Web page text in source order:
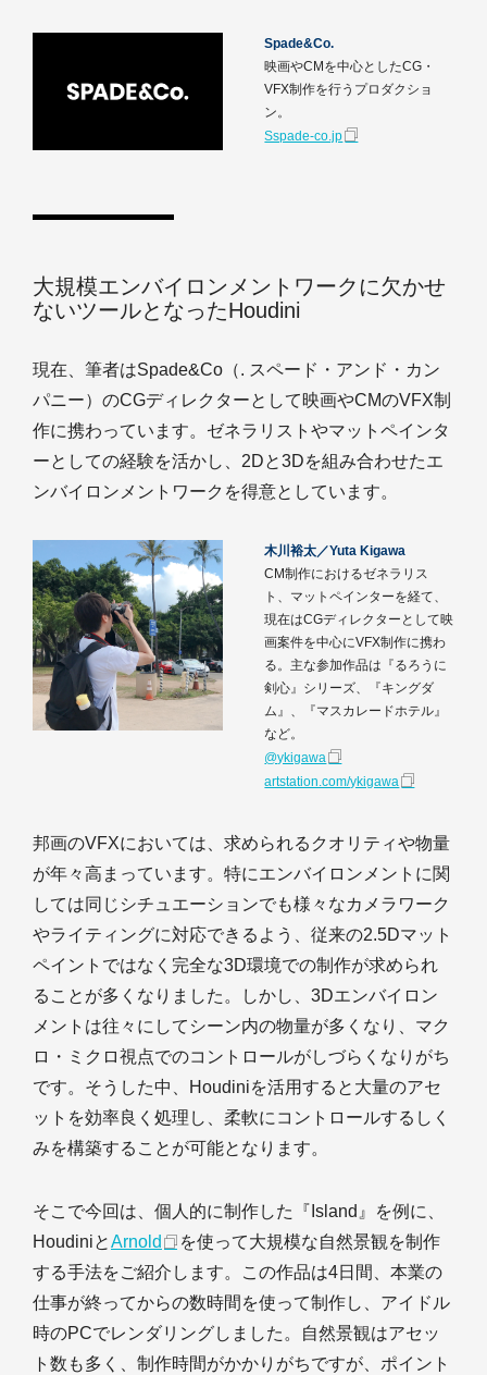
Spade&Co.
映画やCMを中心としたCG・
VFX制作を行うプロダクショ
ン。
Sspade-co.jp
大規模エンバイロンメントワークに欠かせ
ないツールとなったHoudini
現在、筆者はSpade&Co（. スペード・アンド・カン
パニー）のCGディレクターとして映画やCMのVFX制
作に携わっています。ゼネラリストやマットペインタ
ーとしての経験を活かし、2Dと3Dを組み合わせたエ
ンバイロンメントワークを得意としています。
木川裕太／Yuta Kigawa
CM制作におけるゼネラリス
ト、マットペインターを経て、
現在はCGディレクターとして映
画案件を中心にVFX制作に携わ
る。主な参加作品は『るろうに
剣心』シリーズ、『キングダ
ム』、『マスカレードホテル』
など。
@ykigawa
artstation.com/ykigawa
邦画のVFXにおいては、求められるクオリティや物量
が年々高まっています。特にエンバイロンメントに関
しては同じシチュエーションでも様々なカメラワーク
やライティングに対応できるよう、従来の2.5Dマット
ペイントではなく完全な3D環境での制作が求められ
ることが多くなりました。しかし、3Dエンバイロン
メントは往々にしてシーン内の物量が多くなり、マク
ロ・ミクロ視点でのコントロールがしづらくなりがち
です。そうした中、Houdiniを活用すると大量のアセ
ットを効率良く処理し、柔軟にコントロールするしく
みを構築することが可能となります。
そこで今回は、個人的に制作した『Island』を例に、
HoudiniとArnold
を使って大規模な自然景観を制作
する手法をご紹介します。この作品は4日間、本業の
仕事が終ってからの数時間を使って制作し、アイドル
時のPCでレンダリングしました。自然景観はアセッ
ト数も多く、制作時間がかかりがちですが、ポイント